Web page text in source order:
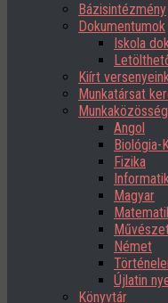
Bázisintézmény
Dokumentumok
Iskola
Kiírt
Munkatársat
Angol
Biológia-
Fizika
Magyar
Német
Újlatin
Könyvtár